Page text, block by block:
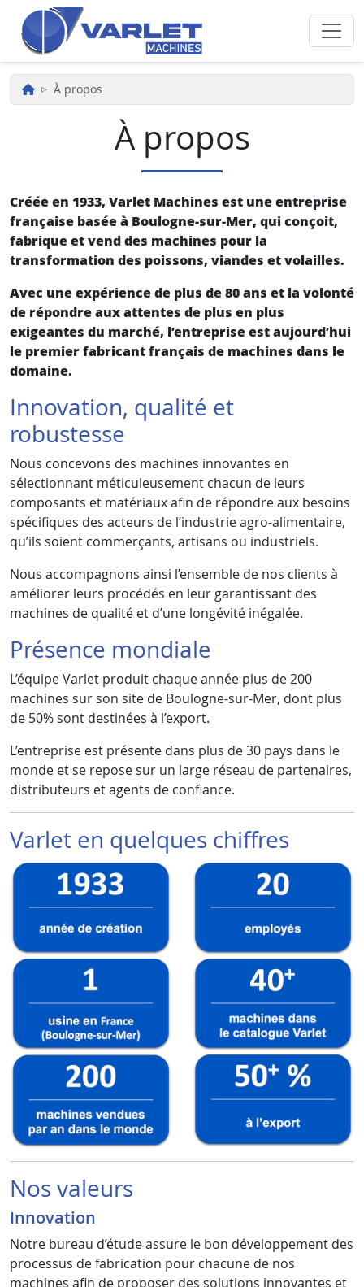
Aller au contenu principal
À propos
À propos
Créée en 1933, Varlet Machines est une entreprise
française basée à Boulogne-sur-Mer, qui conçoit,
fabrique et vend des machines pour la
transformation des poissons, viandes et volailles.
Avec une expérience de plus de 80 ans et la volonté
de répondre aux attentes de plus en plus
exigeantes du marché, l’entreprise est aujourd’hui
le premier fabricant français de machines dans le
domaine.
Innovation, qualité et
robustesse
Nous concevons des machines innovantes en
sélectionnant méticuleusement chacun de leurs
composants et matériaux afin de répondre aux besoins
spécifiques des acteurs de l’industrie agro-alimentaire,
qu’ils soient commerçants, artisans ou industriels.
Nous accompagnons ainsi l’ensemble de nos clients à
améliorer leurs procédés en leur garantissant des
machines de qualité et d’une longévité inégalée.
Présence mondiale
L’équipe Varlet produit chaque année plus de 200
machines sur son site de Boulogne-sur-Mer, dont plus
de 50% sont destinées à l’export.
L’entreprise est présente dans plus de 30 pays dans le
monde et se repose sur un large réseau de partenaires,
distributeurs et agents de confiance.
Varlet en quelques chiffres
Image Image
Image Image
Image Image
Nos valeurs
Innovation
Notre bureau d’étude assure le bon développement des
processus de fabrication pour chacune de nos
machines afin de proposer des solutions innovantes et